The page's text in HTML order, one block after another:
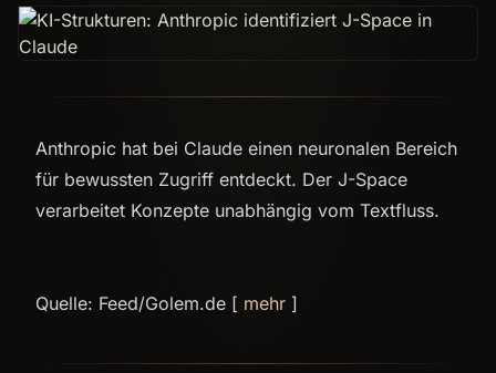
Anthropic hat bei Claude einen neuronalen Bereich
für bewussten Zugriff entdeckt. Der J-Space
verarbeitet Konzepte unabhängig vom Textfluss.
Quelle: Feed/Golem.de [ mehr ]